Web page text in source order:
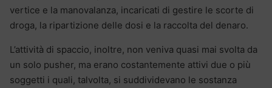
vertice e la manovalanza, incaricati di gestire le scorte di
droga, la ripartizione delle dosi e la raccolta del denaro.
L’attività di spaccio, inoltre, non veniva quasi mai svolta da
un solo pusher, ma erano costantemente attivi due o più
soggetti i quali, talvolta, si suddividevano le sostanza